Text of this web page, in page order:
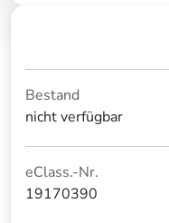
Bestand
nicht verfügbar
eClass.-Nr.
19170390